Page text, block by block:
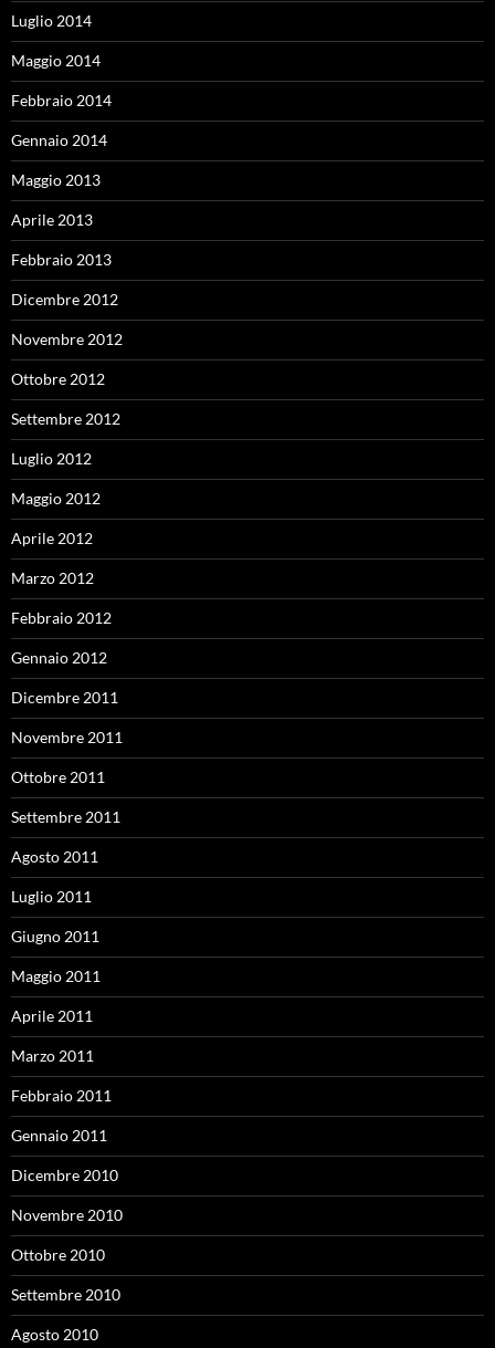
Luglio 2014
Maggio 2014
Febbraio 2014
Gennaio 2014
Maggio 2013
Aprile 2013
Febbraio 2013
Dicembre 2012
Novembre 2012
Ottobre 2012
Settembre 2012
Luglio 2012
Maggio 2012
Aprile 2012
Marzo 2012
Febbraio 2012
Gennaio 2012
Dicembre 2011
Novembre 2011
Ottobre 2011
Settembre 2011
Agosto 2011
Luglio 2011
Giugno 2011
Maggio 2011
Aprile 2011
Marzo 2011
Febbraio 2011
Gennaio 2011
Dicembre 2010
Novembre 2010
Ottobre 2010
Settembre 2010
Agosto 2010